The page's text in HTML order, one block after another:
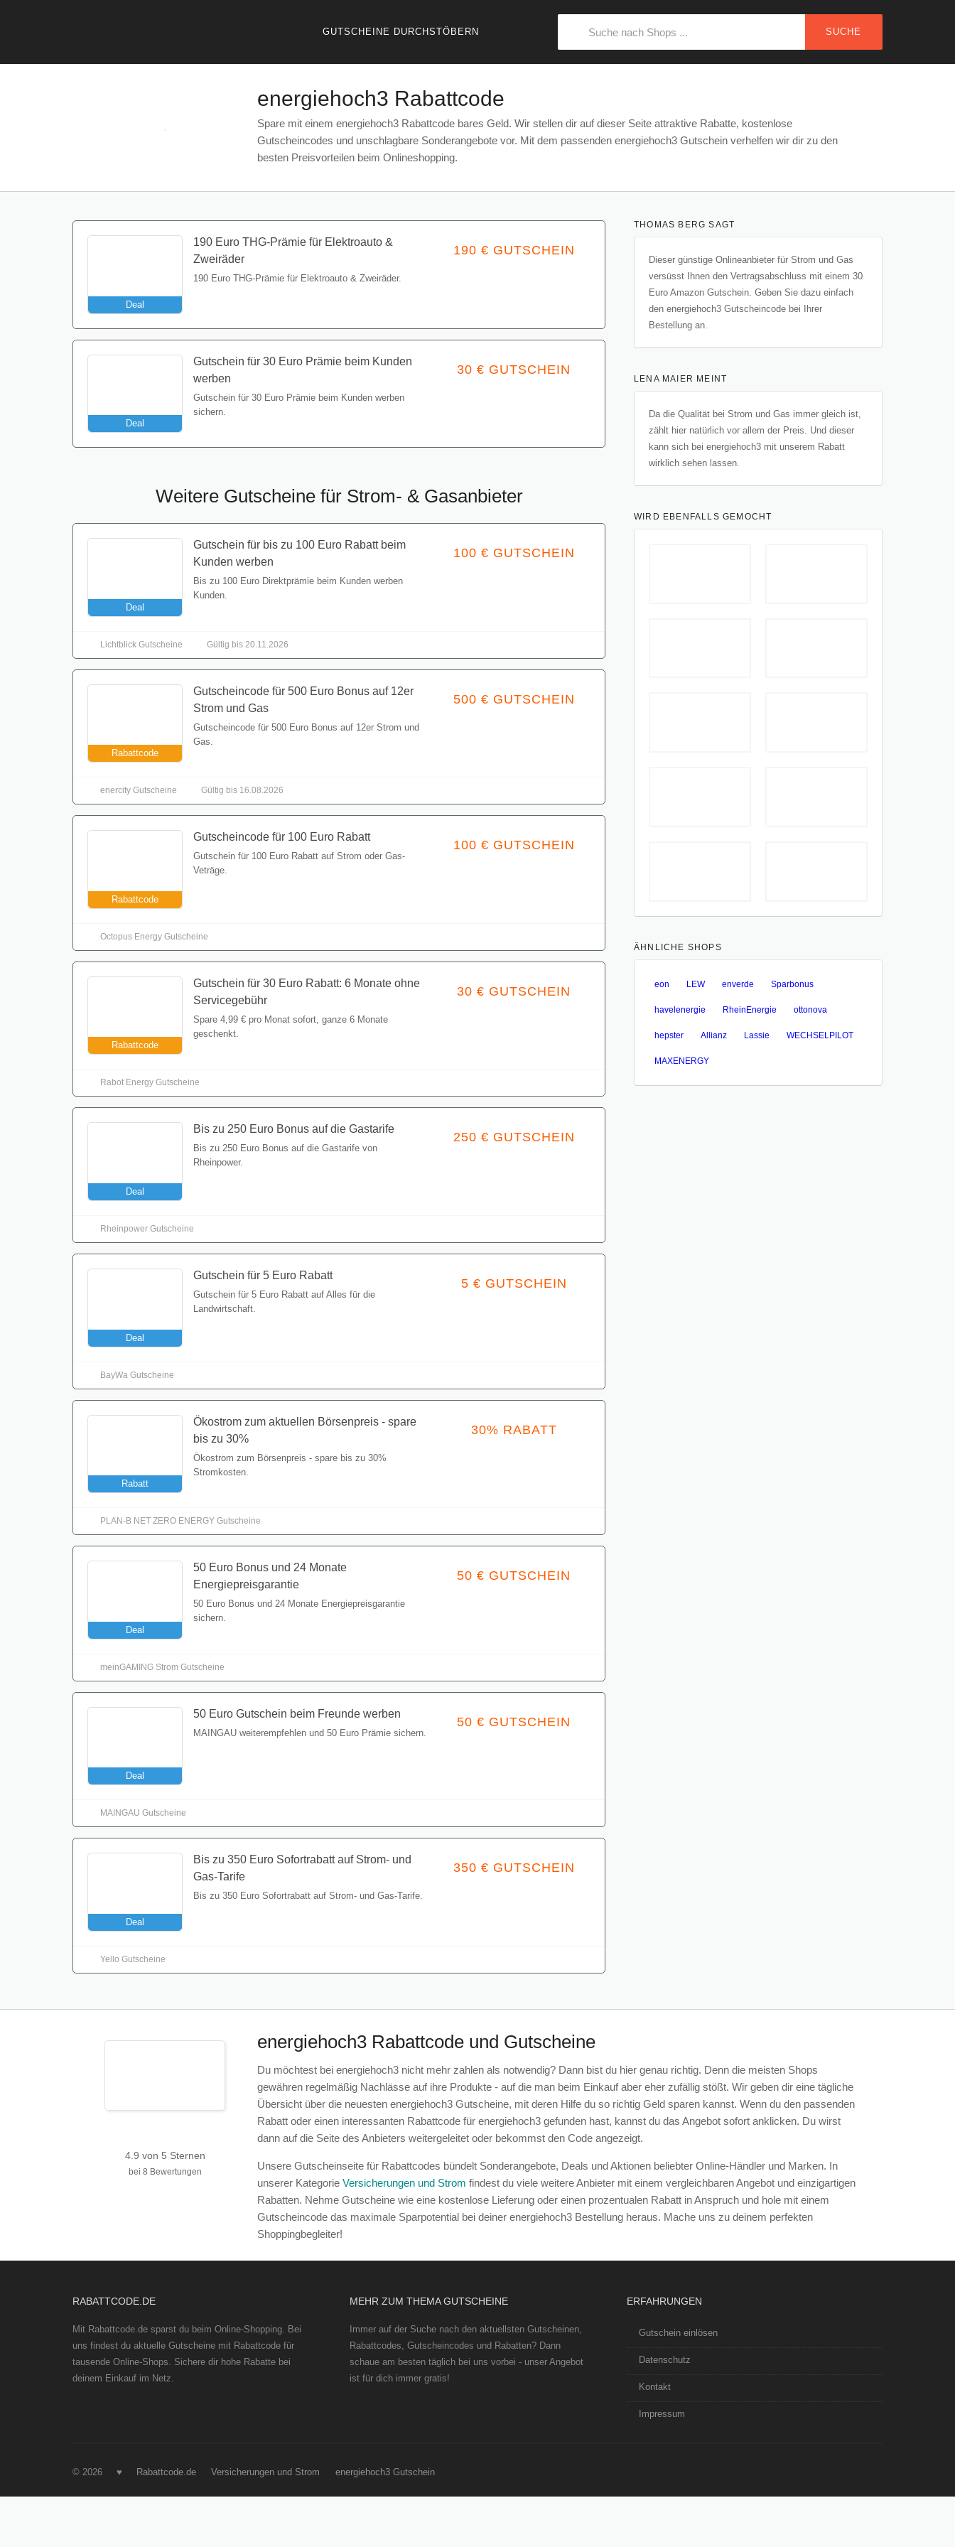
GUTSCHEINE DURCHSTÖBERN SUCHE
energiehoch3 Rabattcode
Spare mit einem energiehoch3 Rabattcode bares Geld. Wir stellen dir auf dieser Seite attraktive Rabatte, kostenlose
Gutscheincodes und unschlagbare Sonderangebote vor. Mit dem passenden energiehoch3 Gutschein verhelfen wir dir zu den
besten Preisvorteilen beim Onlineshopping.
Deal
190 Euro THG-Prämie für Elektroauto &
Zweiräder
190 Euro THG-Prämie für Elektroauto & Zweiräder.
190 € GUTSCHEIN
Deal
Gutschein für 30 Euro Prämie beim Kunden
werben
Gutschein für 30 Euro Prämie beim Kunden werben
sichern.
30 € GUTSCHEIN
Weitere Gutscheine für Strom- & Gasanbieter
Deal
Gutschein für bis zu 100 Euro Rabatt beim
Kunden werben
Bis zu 100 Euro Direktprämie beim Kunden werben
Kunden.
100 € GUTSCHEIN
Lichtblick Gutscheine Gültig bis 20.11.2026
Rabattcode
Gutscheincode für 500 Euro Bonus auf 12er
Strom und Gas
Gutscheincode für 500 Euro Bonus auf 12er Strom und
Gas.
500 € GUTSCHEIN
enercity Gutscheine Gültig bis 16.08.2026
Rabattcode
Gutscheincode für 100 Euro Rabatt
Gutschein für 100 Euro Rabatt auf Strom oder Gas-
Veträge.
100 € GUTSCHEIN
Octopus Energy Gutscheine
Rabattcode
Gutschein für 30 Euro Rabatt: 6 Monate ohne
Servicegebühr
Spare 4,99 € pro Monat sofort, ganze 6 Monate
geschenkt.
30 € GUTSCHEIN
Rabot Energy Gutscheine
Deal
Bis zu 250 Euro Bonus auf die Gastarife
Bis zu 250 Euro Bonus auf die Gastarife von
Rheinpower.
250 € GUTSCHEIN
Rheinpower Gutscheine
Deal
Gutschein für 5 Euro Rabatt
Gutschein für 5 Euro Rabatt auf Alles für die
Landwirtschaft.
5 € GUTSCHEIN
BayWa Gutscheine
Rabatt
Ökostrom zum aktuellen Börsenpreis - spare
bis zu 30%
Ökostrom zum Börsenpreis - spare bis zu 30%
Stromkosten.
30% RABATT
PLAN-B NET ZERO ENERGY Gutscheine
Deal
50 Euro Bonus und 24 Monate
Energiepreisgarantie
50 Euro Bonus und 24 Monate Energiepreisgarantie
sichern.
50 € GUTSCHEIN
meinGAMING Strom Gutscheine
Deal
50 Euro Gutschein beim Freunde werben
MAINGAU weiterempfehlen und 50 Euro Prämie sichern.
50 € GUTSCHEIN
MAINGAU Gutscheine
Deal
Bis zu 350 Euro Sofortrabatt auf Strom- und
Gas-Tarife
Bis zu 350 Euro Sofortrabatt auf Strom- und Gas-Tarife.
350 € GUTSCHEIN
Yello Gutscheine
THOMAS BERG SAGT
Dieser günstige Onlineanbieter für Strom und Gas
versüsst Ihnen den Vertragsabschluss mit einem 30
Euro Amazon Gutschein. Geben Sie dazu einfach
den energiehoch3 Gutscheincode bei Ihrer
Bestellung an.
LENA MAIER MEINT
Da die Qualität bei Strom und Gas immer gleich ist,
zählt hier natürlich vor allem der Preis. Und dieser
kann sich bei energiehoch3 mit unserem Rabatt
wirklich sehen lassen.
WIRD EBENFALLS GEMOCHT
ÄHNLICHE SHOPS
eon LEW enverde Sparbonus
havelenergie RheinEnergie ottonova
hepster Allianz Lassie WECHSELPILOT
MAXENERGY
4.9 von 5 Sternen
bei 8 Bewertungen
energiehoch3 Rabattcode und Gutscheine
Du möchtest bei energiehoch3 nicht mehr zahlen als notwendig? Dann bist du hier genau richtig. Denn die meisten Shops
gewähren regelmäßig Nachlässe auf ihre Produkte - auf die man beim Einkauf aber eher zufällig stößt. Wir geben dir eine tägliche
Übersicht über die neuesten energiehoch3 Gutscheine, mit deren Hilfe du so richtig Geld sparen kannst. Wenn du den passenden
Rabatt oder einen interessanten Rabattcode für energiehoch3 gefunden hast, kannst du das Angebot sofort anklicken. Du wirst
dann auf die Seite des Anbieters weitergeleitet oder bekommst den Code angezeigt.
Unsere Gutscheinseite für Rabattcodes bündelt Sonderangebote, Deals und Aktionen beliebter Online-Händler und Marken. In
unserer Kategorie Versicherungen und Strom findest du viele weitere Anbieter mit einem vergleichbaren Angebot und einzigartigen
Rabatten. Nehme Gutscheine wie eine kostenlose Lieferung oder einen prozentualen Rabatt in Anspruch und hole mit einem
Gutscheincode das maximale Sparpotential bei deiner energiehoch3 Bestellung heraus. Mache uns zu deinem perfekten
Shoppingbegleiter!
RABATTCODE.DE
Mit Rabattcode.de sparst du beim Online-Shopping. Bei
uns findest du aktuelle Gutscheine mit Rabattcode für
tausende Online-Shops. Sichere dir hohe Rabatte bei
deinem Einkauf im Netz.
MEHR ZUM THEMA GUTSCHEINE
Immer auf der Suche nach den aktuellsten Gutscheinen,
Rabattcodes, Gutscheincodes und Rabatten? Dann
schaue am besten täglich bei uns vorbei - unser Angebot
ist für dich immer gratis!
ERFAHRUNGEN
Gutschein einlösen
Datenschutz
Kontakt
Impressum
© 2026 ♥ Rabattcode.de Versicherungen und Strom energiehoch3 Gutschein